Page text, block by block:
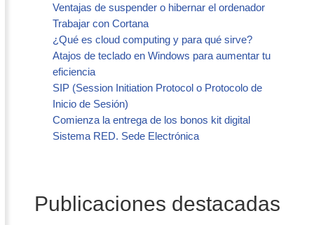
Ventajas de suspender o hibernar el ordenador
Trabajar con Cortana
¿Qué es cloud computing y para qué sirve?
Atajos de teclado en Windows para aumentar tu
eficiencia
SIP (Session Initiation Protocol o Protocolo de
Inicio de Sesión)
Comienza la entrega de los bonos kit digital
Sistema RED. Sede Electrónica
Publicaciones destacadas